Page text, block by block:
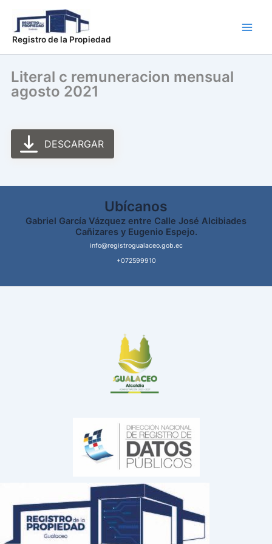
contenido
Registro de la Propiedad
Literal c remuneracion mensual
agosto 2021
DESCARGAR
Ubícanos
Gabriel García Vázquez entre Calle José Alcibiades
Cañizares y Eugenio Espejo.
info@registrogualaceo.gob.ec
+072599910